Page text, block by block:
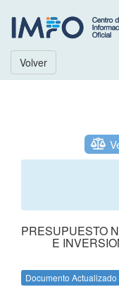
Volver
PRESUPUESTO
E
Documento Actualizado